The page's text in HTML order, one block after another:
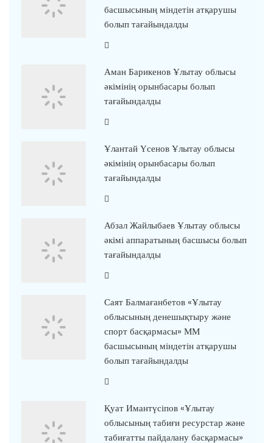
басшысының міндетін атқарушы
болып тағайындалды
Аман Барикенов Ұлытау облысы
әкімінің орынбасары болып
тағайындалды
Ұлантай Үсенов Ұлытау облысы
әкімінің орынбасары болып
тағайындалды
Абзал Жайлыбаев Ұлытау облысы
әкімі аппаратының басшысы болып
тағайындалды
Саят Балмағанбетов «Ұлытау
облысының денешықтыру және
спорт басқармасы» ММ
басшысының міндетін атқарушы
болып тағайындалды
Қуат Имантүсіпов «Ұлытау
облысының табиғи ресурстар және
табиғатты пайдалану басқармасы»